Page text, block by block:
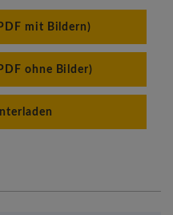
mit Bildern)
ohne Bilder)